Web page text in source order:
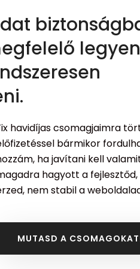
havidíjas csomagjaimra
bármikor
ha javítani kell
hagyott a fejlesztőd,
nem stabil a
MUTASD A